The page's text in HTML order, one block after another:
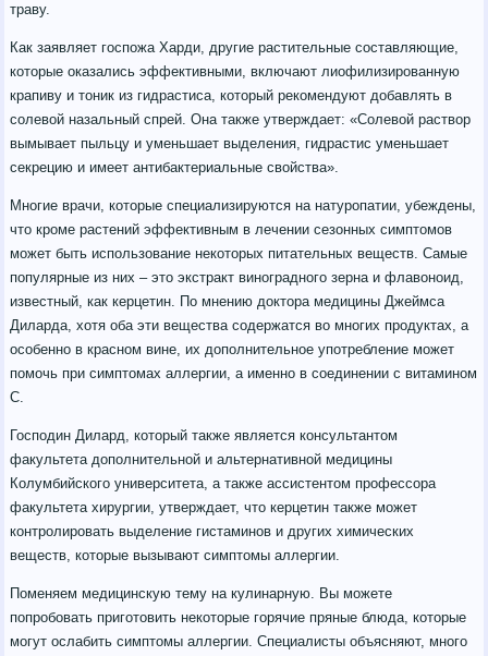
траву.
Как заявляет госпожа Харди, другие растительные составляющие,
которые оказались эффективными, включают лиофилизированную
крапиву и тоник из гидрастиса, который рекомендуют добавлять в
солевой назальный спрей. Она также утверждает: «Солевой раствор
вымывает пыльцу и уменьшает выделения, гидрастис уменьшает
секрецию и имеет антибактериальные свойства».
Многие врачи, которые специализируются на натуропатии, убеждены,
что кроме растений эффективным в лечении сезонных симптомов
может быть использование некоторых питательных веществ. Самые
популярные из них – это экстракт виноградного зерна и флавоноид,
известный, как керцетин. По мнению доктора медицины Джеймса
Диларда, хотя оба эти вещества содержатся во многих продуктах, а
особенно в красном вине, их дополнительное употребление может
помочь при симптомах аллергии, а именно в соединении с витамином
С.
Господин Дилард, который также является консультантом
факультета дополнительной и альтернативной медицины
Колумбийского университета, а также ассистентом профессора
факультета хирургии, утверждает, что керцетин также может
контролировать выделение гистаминов и других химических
веществ, которые вызывают симптомы аллергии.
Поменяем медицинскую тему на кулинарную. Вы можете
попробовать приготовить некоторые горячие пряные блюда, которые
могут ослабить симптомы аллергии. Специалисты объясняют, много